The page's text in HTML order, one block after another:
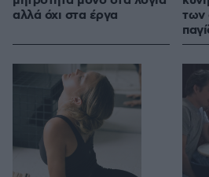
αλλά όχι στα έργα
των